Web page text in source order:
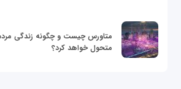
متاورس چیست و چگونه زندگی
متحول خواهد کرد؟